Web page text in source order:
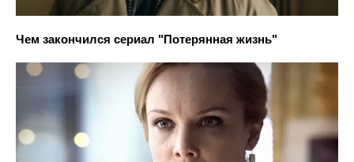
Чем закончился сериал "Потерянная жизнь"